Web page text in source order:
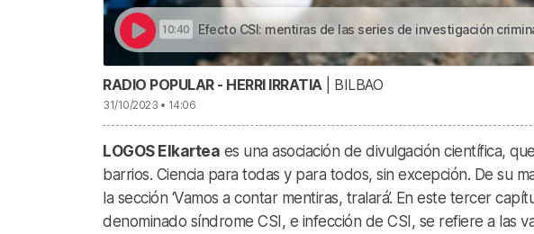
10:40 Efecto CSI: mentiras de las series de investigación criminal | El
RADIO POPULAR - HERRI IRRATIA | BILBAO
31/10/2023 • 14:06
LOGOS Elkartea es una asociación de divulgación científica,
barrios. Ciencia para todas y para todos, sin excepción. De su
la sección ‘Vamos a contar mentiras, tralará’. En este tercer
denominado síndrome CSI, e infección de CSI,​ se refiere a las